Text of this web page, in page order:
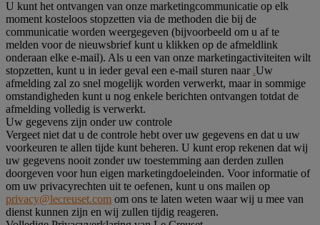
U kunt het ontvangen van onze marketingcommunicatie op elk
moment kosteloos stopzetten via de methoden die bij de
communicatie worden weergegeven (bijvoorbeeld om u af te
melden voor de nieuwsbrief kunt u klikken op de afmeldlink
onderaan elke e-mail). Als u een van onze marketingactiviteiten wilt
stopzetten, kunt u in ieder geval een e-mail sturen naar .Uw
afmelding zal zo snel mogelijk worden verwerkt, maar in sommige
omstandigheden kunt u nog enkele berichten ontvangen totdat de
afmelding volledig is verwerkt.
Uw gegevens zijn onder uw controle
Vergeet niet dat u de controle hebt over uw gegevens en dat u uw
voorkeuren te allen tijde kunt beheren. U kunt erop rekenen dat wij
uw gegevens nooit zonder uw toestemming aan derden zullen
doorgeven voor hun eigen marketingdoeleinden. Voor informatie of
om uw privacyrechten uit te oefenen, kunt u ons mailen op
privacy@lecreuset.com om ons te laten weten waar wij u mee van
dienst kunnen zijn en wij zullen tijdig reageren.